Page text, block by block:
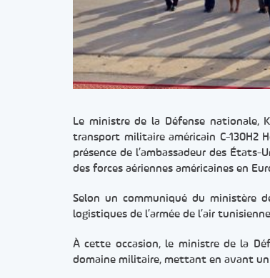
Le ministre de la Défense nationale,
transport militaire américain C-130H2
présence de l’ambassadeur des
des forces aériennes américaines en
Selon un communiqué du ministère
logistiques de l’armée de l’air
À cette occasion, le ministre de la
domaine militaire, mettant en avant